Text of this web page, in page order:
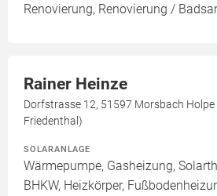
Renovierung, Renovierung /
Rainer Heinze
Dorfstrasse 12, 51597 Morsbach
Friedenthal)
SOLARANLAGE
Wärmepumpe, Gasheizung,
BHKW, Heizkörper,